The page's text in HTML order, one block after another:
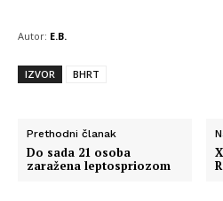
Autor: E.B.
IZVOR BHRT
Prethodni članak
Do sada 21 osoba
zaražena leptospriozom